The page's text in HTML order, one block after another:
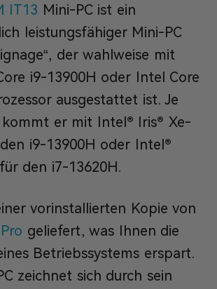
IT13 Mini-PC ist ein
leistungsfähiger Mini-PC
der wahlweise mit
i9-13900H oder Intel Core
ausgestattet ist. Je
er mit Intel® Iris® Xe-
i9-13900H oder Intel®
den i7-13620H.
vorinstallierten Kopie von
geliefert, was Ihnen die
Betriebssystems erspart.
zeichnet sich durch sein